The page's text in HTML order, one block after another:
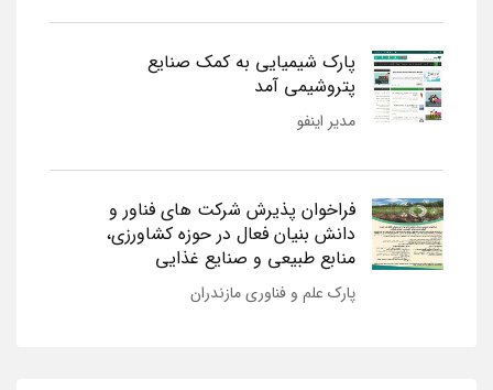
پارک شیمیایی به کمک صنایع
پتروشیمی آمد
مدیر اینفو
فراخوان پذیرش شرکت های فناور و
دانش بنیان فعال در حوزه کشاورزی،
منابع طبیعی و صنایع غذایی
پارک علم و فناوری مازندران